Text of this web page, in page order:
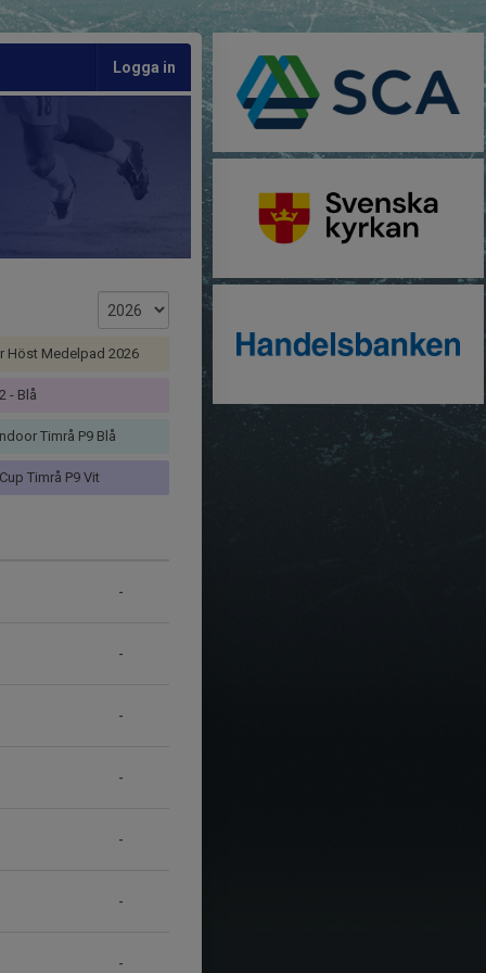
Logga in
Höst Medelpad 2026
- Blå
Timrå P9 Blå
Timrå P9 Vit
-
-
-
-
-
-
-